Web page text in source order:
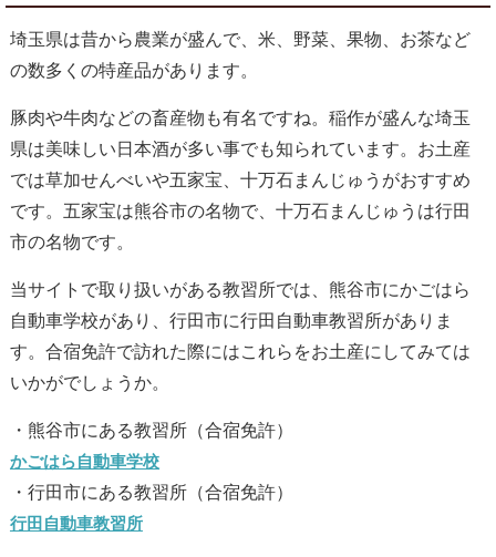
埼玉県は昔から農業が盛んで、米、野菜、果物、お茶など
の数多くの特産品があります。
豚肉や牛肉などの畜産物も有名ですね。稲作が盛んな埼玉
県は美味しい日本酒が多い事でも知られています。お土産
では草加せんべいや五家宝、十万石まんじゅうがおすすめ
です。五家宝は熊谷市の名物で、十万石まんじゅうは行田
市の名物です。
当サイトで取り扱いがある教習所では、熊谷市にかごはら
自動車学校があり、行田市に行田自動車教習所がありま
す。合宿免許で訪れた際にはこれらをお土産にしてみては
いかがでしょうか。
・熊谷市にある教習所（合宿免許）
かごはら自動車学校
・行田市にある教習所（合宿免許）
行田自動車教習所